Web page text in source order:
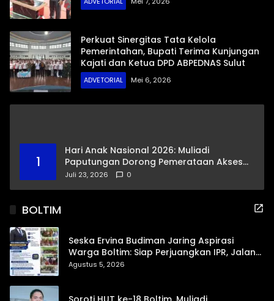
Perkuat Sinergitas Tata Kelola
Pemerintahan, Bupati Terima Kunjungan
Kajati dan Ketua DPD ABPEDNAS Sulut
ADVETORIAL Mei 6, 2026
1
Hari Anak Nasional 2026: Muliadi
Paputungan Dorong Pemerataan Akses
Pendidikan dan Proteksi Digital Anak Sulut
Juli 23, 2026 0
BOLTIM
Seska Ervina Budiman Jaring Aspirasi
Warga Boltim: Siap Perjuangkan IPR, Jalan
Trans, hingga Pemasaran UMKM
Agustus 5, 2026